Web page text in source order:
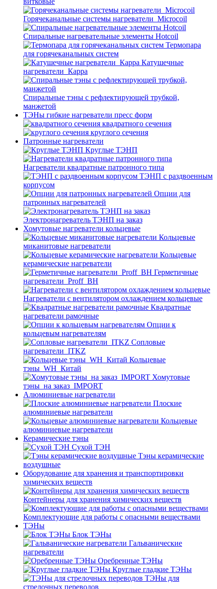
Горячеканальные системы нагреватели_Microcoil
Спиральные нагревательные элементы Hotcoil
Термопара
для горячеканальных систем
Катушечные
нагреватели_Карра
Спиральные тэны с рефлектирующей трубкой,
манжетой
ТЭНы гибкие нагреватели пресс форм
квадратного сечения
круглого сечения
Патронные нагреватели
Круглые ТЭНП
Нагреватели квадратные патронного типа
ТЭНП с раздвоенным
корпусом
Опции для
патронных нагревателей
Электронагреватель ТЭНП на заказ
Хомутовые нагреватели кольцевые
Кольцевые
миканитовые нагреватели
Кольцевые
керамические нагреватели
Герметичные
нагреватели_Proff_BH
Нагреватели с вентилятором охлаждением кольцевые
Квадратные
нагреватели рамочные
Опции к
кольцевым нагревателям
Cопловые
нагреватели_ITKZ
Кольцевые
тэны_WH_Китай
Хомутовые
тэны_на заказ_IMPORT
Алюминиевые нагреватели
Плоские
алюминиевые нагреватели
Кольцевые
алюминиевые нагреватели
Керамические тэны
Сухой ТЭН
Тэны керамические
воздушные
Оборудование для хранения и транспортировки
химических веществ
Контейнеры для хранения химических веществ
Комплектующие для работы с опасными веществами
ТЭНы
Блок ТЭНы
Гальванические
нагреватели
Оребренные ТЭНы
Круглые гладкие ТЭНы
ТЭНы для
стрелочных переводов